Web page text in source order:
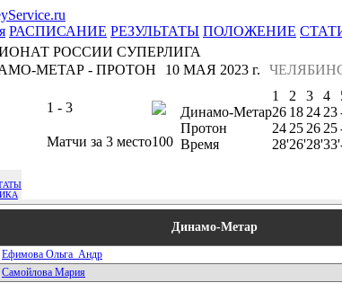
РАСПИСАНИЕ РЕЗУЛЬТАТЫ ПОЛОЖЕНИЕ
РОССИИ СУПЕРЛИГА
МЕТАР - ПРОТОН
10 МАЯ 2023 г.
1 - 3
Матчи за 3 место100
1 2 3 4
Динамо-Метар26 18 24 23
Протон
24 25 26 25
Время
28'26'28'33'
Динамо-Метар
Ефимова Ольга_Андр
Самойлова Мария